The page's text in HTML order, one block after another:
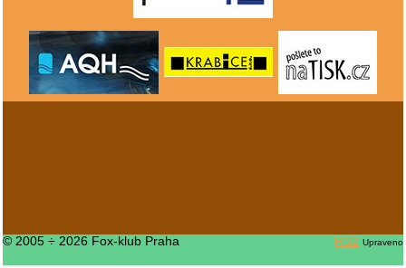
© 2005 ÷ 2026 Fox-klub Praha RS2 Upraveno